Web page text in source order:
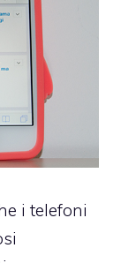
i telefoni